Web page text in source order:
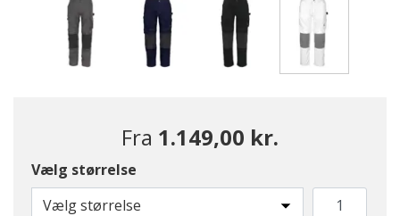
Fra 1.149,00 kr.
Vælg størrelse
Vælg størrelse